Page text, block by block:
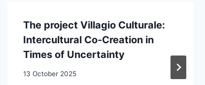
The project Villagio Culturale:
Intercultural Co-Creation in
Times of Uncertainty
13 October 2025